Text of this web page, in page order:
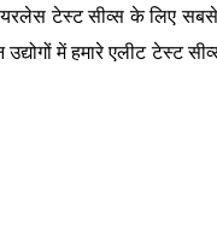
टेस्ट सीव्स के लिए
में हमारे एलीट टेस्ट